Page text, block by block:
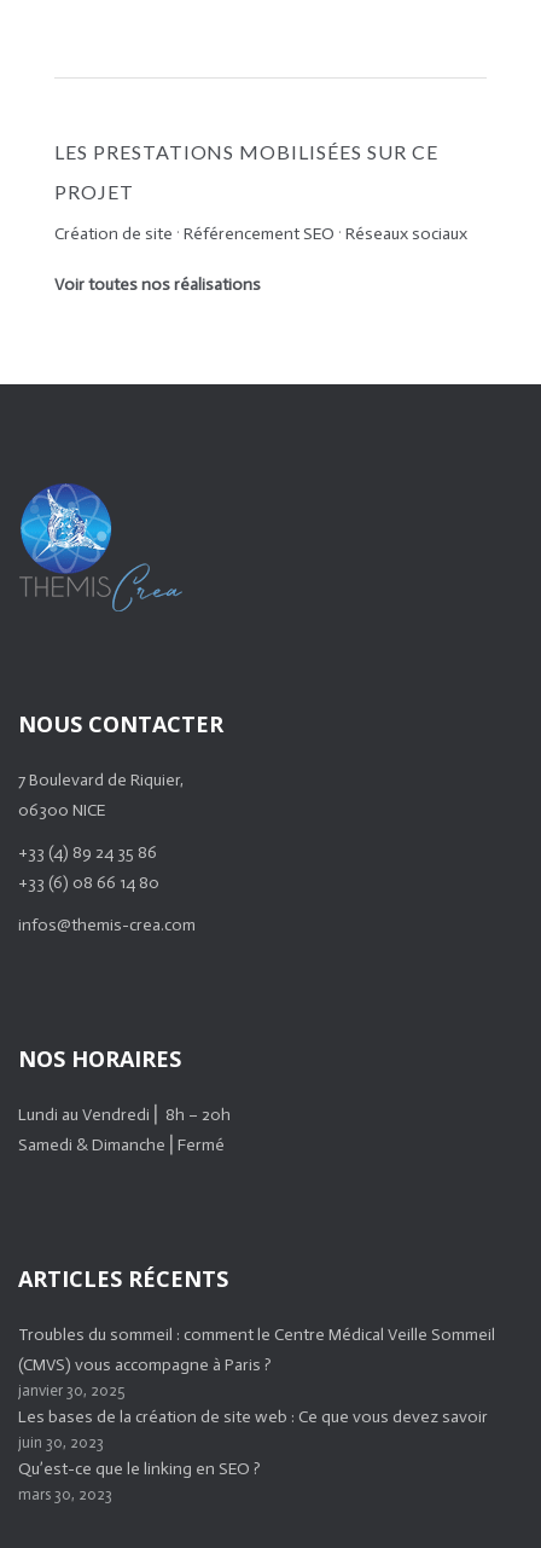
LES PRESTATIONS MOBILISÉES SUR CE
PROJET
Création de site · Référencement SEO · Réseaux sociaux
Voir toutes nos réalisations
NOUS CONTACTER
7 Boulevard de Riquier,
06300 NICE
+33 (4) 89 24 35 86
+33 (6) 08 66 14 80
infos@themis-crea.com
NOS HORAIRES
Lundi au Vendredi ⎜ 8h – 20h
Samedi & Dimanche ⎜Fermé
ARTICLES RÉCENTS
Troubles du sommeil : comment le Centre Médical Veille Sommeil
(CMVS) vous accompagne à Paris ?
janvier 30, 2025
Les bases de la création de site web : Ce que vous devez savoir
juin 30, 2023
Qu’est-ce que le linking en SEO ?
mars 30, 2023